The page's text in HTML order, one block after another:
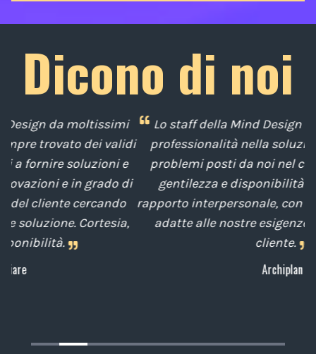
Dicono di noi
Lo staff della Mind Design ci ha mostrato la sua
professionalità nella soluzione tempestiva dei
problemi posti da noi nel corso degli anni, con
gentilezza e disponibilità nella gestione del
rapporto interpersonale, con competenze tecniche
adatte alle nostre esigenze sempre attenti al